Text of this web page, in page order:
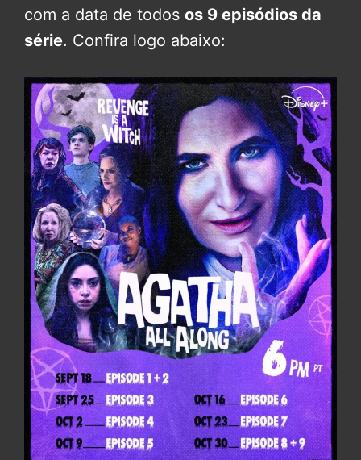
com a data de todos os 9 episódios da
série. Confira logo abaixo: